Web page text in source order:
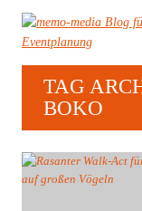
TAG
BOKO